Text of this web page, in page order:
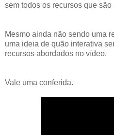
sem todos os recursos que
Mesmo ainda não sendo uma
uma ideia de quão interativa
recursos abordados no vídeo.
Vale uma conferida.